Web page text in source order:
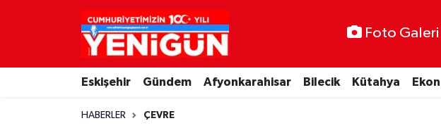
Foto Galeri
Eskişehir Gündem Afyonkarahisar Bilecik Kütahya
HABERLER ÇEVRE
Nöbetçi Eczaneler
Hava Durumu